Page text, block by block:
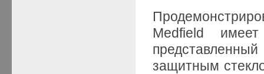
Medfield
защитным